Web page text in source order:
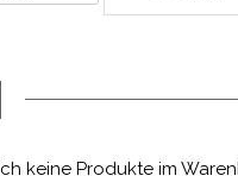
keine Produkte im